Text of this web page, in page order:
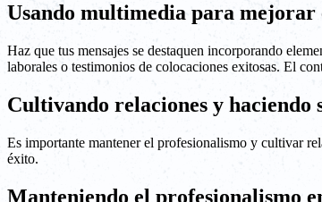
Usando multimedia para mejorar
Haz que tus mensajes se destaquen incorporando
laborales o testimonios de colocaciones exitosas. El
Cultivando relaciones y haciendo
Es importante mantener el profesionalismo y cultivar
éxito.
Manteniendo el profesionalismo